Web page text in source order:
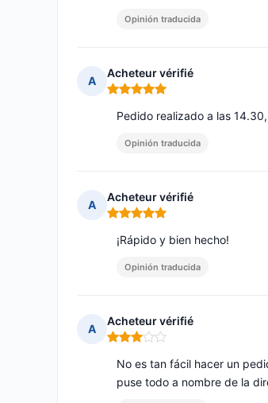
Opinión traducida
A
Acheteur vérifié
Nota: 5 de 5
Pedido realizado a las
Opinión traducida
A
Acheteur vérifié
Nota: 5 de 5
¡Rápido y bien hecho!
Opinión traducida
A
Acheteur vérifié
Nota: 3 de 5
No es tan fácil hacer un
puse todo a nombre de la